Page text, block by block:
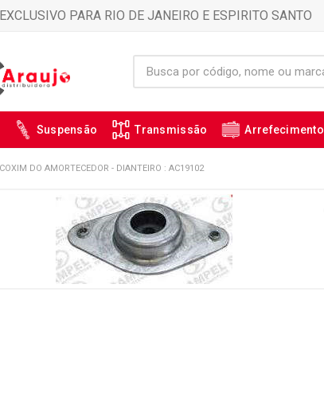
PARA RIO DE JANEIRO E ESPIRITO SANTO
Suspensão Transmissão Arrefecimento
COXIM DO AMORTECEDOR - DIANTEIRO : AC19102